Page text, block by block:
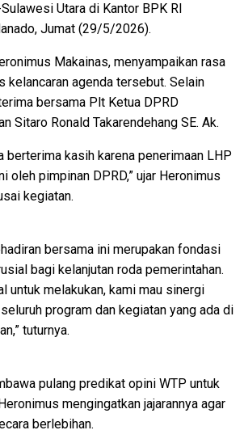
Utara di Kantor BPK RI
Jumat (29/5/2026).
Makainas, menyampaikan rasa
kelancaran agenda tersebut. Selain
bersama Plt Ketua DPRD
Sitaro Ronald Takarendehang SE. Ak.
berterima kasih karena penerimaan LHP
oleh pimpinan DPRD,” ujar Heronimus
kegiatan.
bersama ini merupakan fondasi
bagi kelanjutan roda pemerintahan.
untuk melakukan, kami mau sinergi
program dan kegiatan yang ada di
tuturnya.
pulang predikat opini WTP untuk
mengingatkan jajarannya agar
berlebihan.